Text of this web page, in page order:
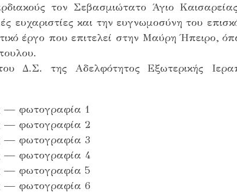
τον Σεβασμιώτατο Άγιο
ευχαριστίες και την ευγνωμοσύνη του
έργο που επιτελεί στην Μαύρη Ήπειρο,
Δ.Σ. της Αδελφότητος Εξωτερικής